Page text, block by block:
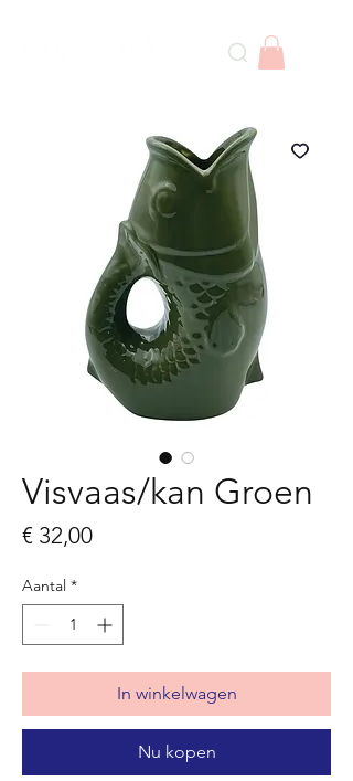
Visvaas/kan Groen
€ 32,00Prijs
Aantal *
In winkelwagen
Nu kopen